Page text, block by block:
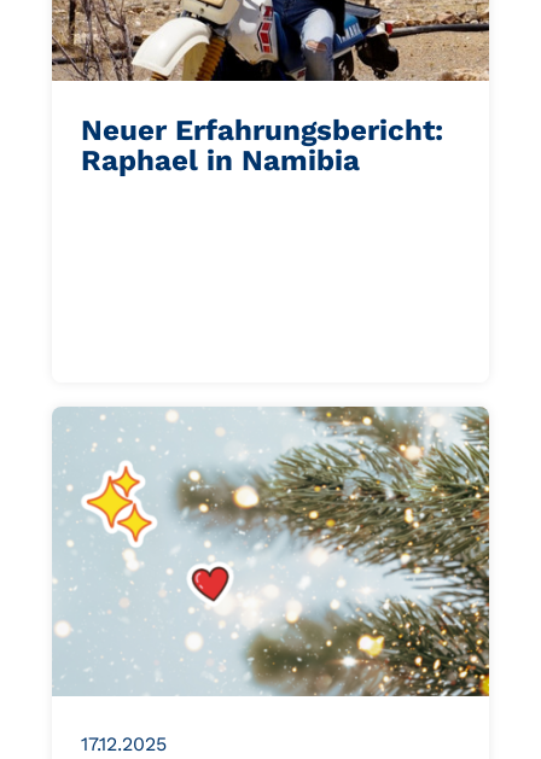
Neuer Erfahrungsbericht:
Raphael in Namibia
17.12.2025